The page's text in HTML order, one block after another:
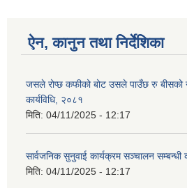
ऐन, कानुन तथा निर्देशिका
जसले रोप्छ कफीको बोट उसले पाउँछ रु बीसको
कार्यविधि, २०८१
मिति: 04/11/2025 - 12:17
सार्वजनिक सुनुवाई कार्यक्रम सञ्चालन सम्बन्धी
मिति: 04/11/2025 - 12:17